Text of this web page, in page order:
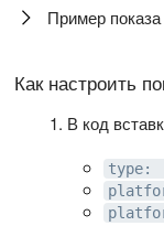
Пример
Как настроить
В код
type: